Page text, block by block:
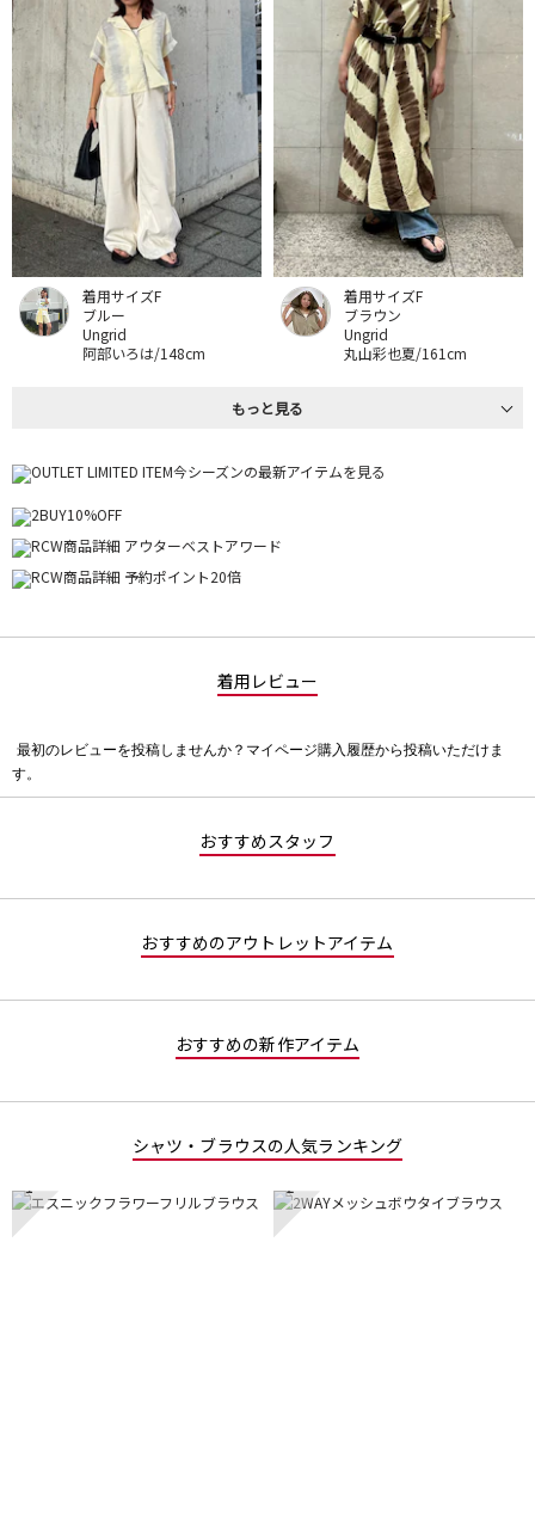
着用サイズF
ブルー
Ungrid
阿部いろは/148cm
着用サイズF
ブラウン
Ungrid
丸山彩也夏/161cm
もっと見る
着用レビュー
評
価
最初のレビューを投稿しませんか？マイページ購入履歴から投稿いただけま
す。
おすすめスタッフ
おすすめのアウトレットアイテム
おすすめの新作アイテム
シャツ・ブラウスの人気ランキング
1 2